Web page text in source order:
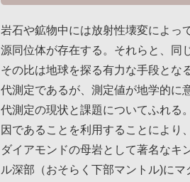
岩石や鉱物中には放射性壊変によっ
源同位体が存在する。それらと、同
その比は地球を探る有力な手段とな
代測定であるが、測定値が地学的に
代測定の現状と課題についてふれる
因であることを利用することにより
ダイアモンドの母岩として著名なキ
ル深部（おそらく下部マントル)に